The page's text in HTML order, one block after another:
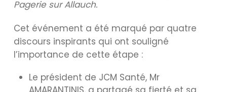
Pagerie sur Allauch.
Cet événement a été marqué par quatre
discours inspirants qui ont souligné
l’importance de cette étape :
Le président de JCM Santé, Mr